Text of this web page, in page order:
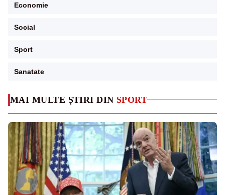
MAI MULTE ȘTIRI DIN SPORT
Economie
Social
Sport
Sanatate